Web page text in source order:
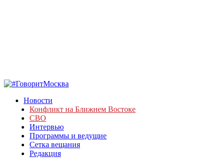
Новости
Конфликт на Ближнем Востоке
СВО
Интервью
Программы и ведущие
Сетка вещания
Редакция